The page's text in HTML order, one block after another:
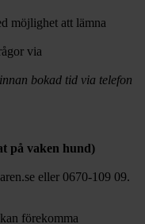
möjlighet att lämna
via
bokad tid via telefon
på vaken hund)
eller 0670-109 09.
förekomma